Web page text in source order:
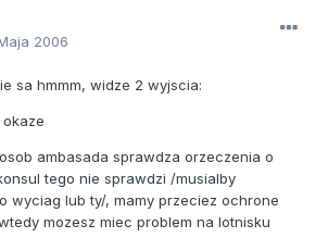
2006
sa hmmm, widze 2 wyjscia:
okaze
ambasada sprawdza orzeczenia o
tego nie sprawdzi /musialby
wyciag lub ty/, mamy przeciez ochrone
mozesz miec problem na lotnisku